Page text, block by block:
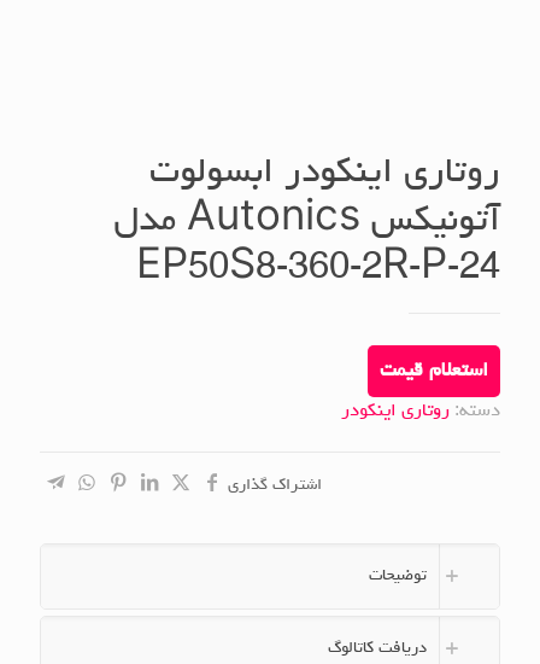
روتاری اینکودر ابسولوت
آتونیکس Autonics مدل
EP50S8-360-2R-P-24
استعلام قیمت
دسته: روتاری اینکودر
اشتراک گذاری
توضیحات
دریافت کاتالوگ